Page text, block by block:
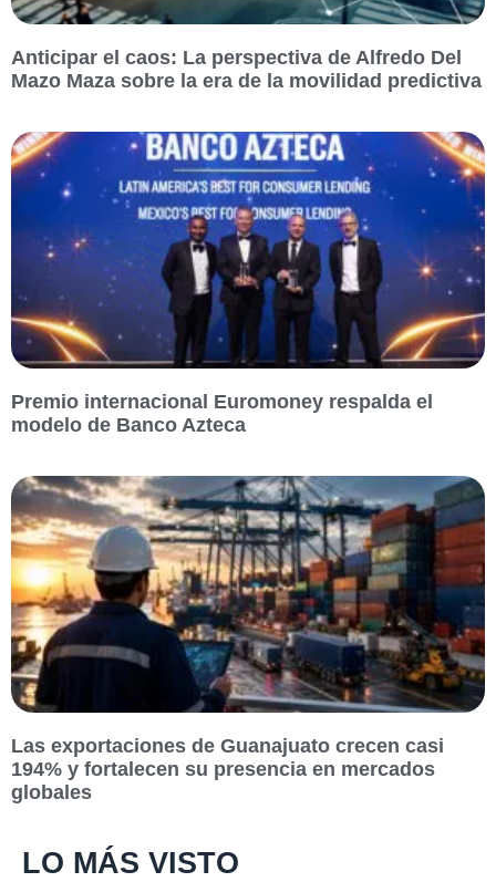
Anticipar el caos: La perspectiva de Alfredo Del
Mazo Maza sobre la era de la movilidad predictiva
Premio internacional Euromoney respalda el
modelo de Banco Azteca
Las exportaciones de Guanajuato crecen casi
194% y fortalecen su presencia en mercados
globales
LO MÁS VISTO